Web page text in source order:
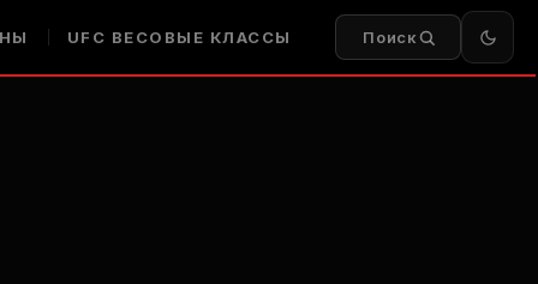
UFC ВЕСОВЫЕ КЛАССЫ Поиск